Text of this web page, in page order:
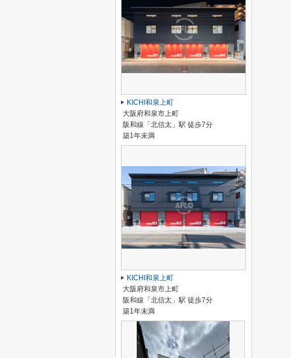
KICHI和泉上町
大阪府和泉市上町
阪和線「北信太」駅 徒歩7分
築1年未満
KICHI和泉上町
大阪府和泉市上町
阪和線「北信太」駅 徒歩7分
築1年未満